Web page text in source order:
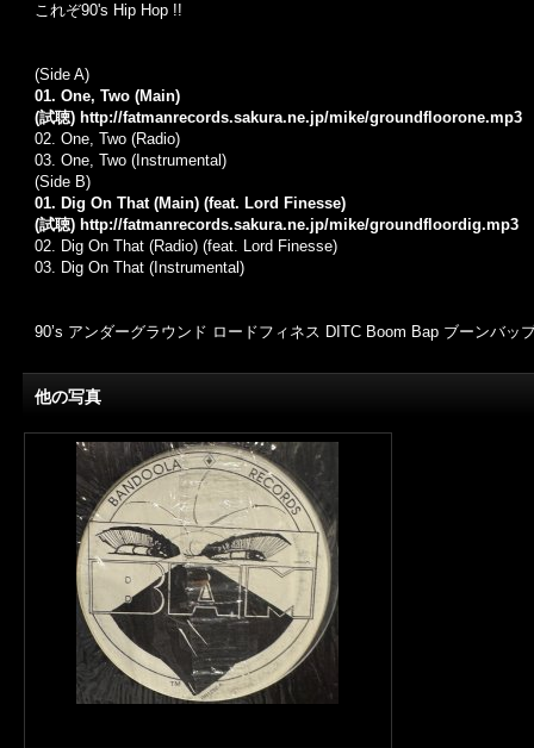
これぞ90's Hip Hop !!
(Side A)
01. One, Two (Main)
(試聴) http://fatmanrecords.sakura.ne.jp/mike/groundfloorone.mp3
02. One, Two (Radio)
03. One, Two (Instrumental)
(Side B)
01. Dig On That (Main) (feat. Lord Finesse)
(試聴) http://fatmanrecords.sakura.ne.jp/mike/groundfloordig.mp3
02. Dig On That (Radio) (feat. Lord Finesse)
03. Dig On That (Instrumental)
90’s アンダーグラウンド ロードフィネス DITC Boom Bap ブーンバッ
他の写真